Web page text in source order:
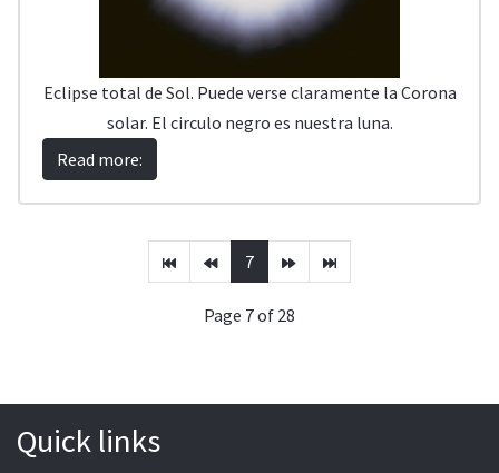
Eclipse total de Sol. Puede verse claramente la Corona
solar. El circulo negro es nuestra luna.
Read more:
7
Page 7 of 28
Quick links